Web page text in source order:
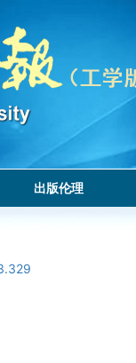
出版伦理